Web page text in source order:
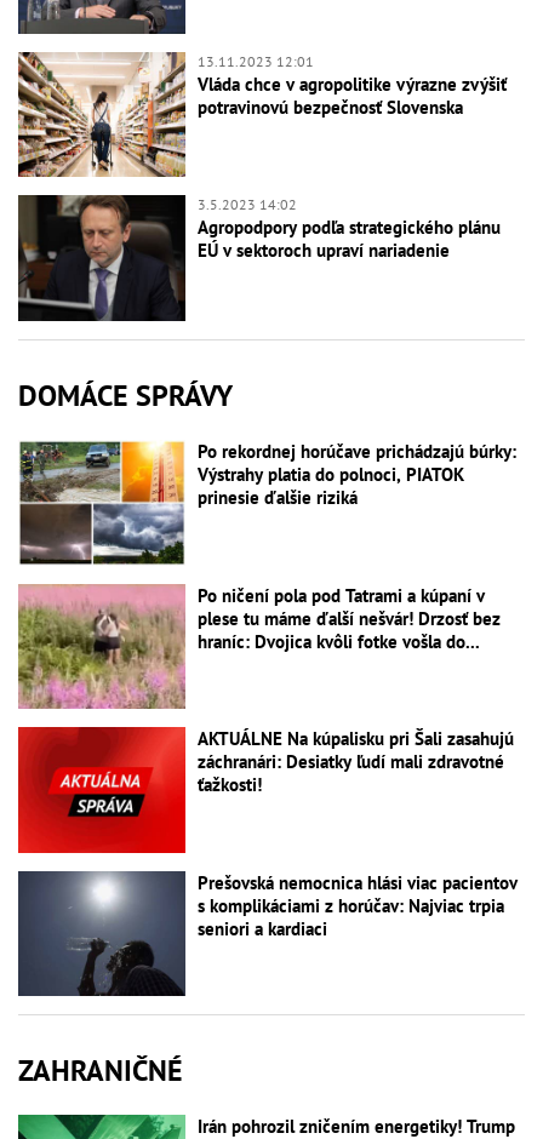
13.11.2023 12:01
Vláda chce v agropolitike výrazne zvýšiť
potravinovú bezpečnosť Slovenska
3.5.2023 14:02
Agropodpory podľa strategického plánu
EÚ v sektoroch upraví nariadenie
DOMÁCE SPRÁVY
Po rekordnej horúčave prichádzajú búrky:
Výstrahy platia do polnoci, PIATOK
prinesie ďalšie riziká
Po ničení pola pod Tatrami a kúpaní v
plese tu máme ďalší nešvár! Drzosť bez
hraníc: Dvojica kvôli fotke vošla do...
AKTUÁLNE Na kúpalisku pri Šali zasahujú
záchranári: Desiatky ľudí mali zdravotné
ťažkosti!
Prešovská nemocnica hlási viac pacientov
s komplikáciami z horúčav: Najviac trpia
seniori a kardiaci
ZAHRANIČNÉ
Irán pohrozil zničením energetiky! Trump